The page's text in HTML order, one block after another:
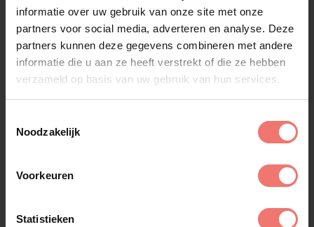
informatie over uw gebruik van onze site met onze
partners voor social media, adverteren en analyse. Deze
partners kunnen deze gegevens combineren met andere
informatie die u aan ze heeft verstrekt of die ze hebben
verzameld op basis van uw gebruik van hun services.
Noodzakelijk
Voorkeuren
Statistieken
€ 895,-